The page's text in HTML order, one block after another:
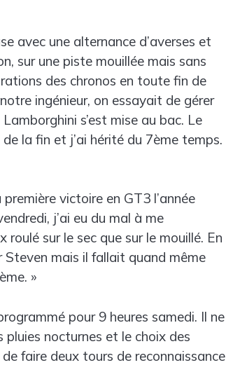
avec une alternance d’averses et
sur une piste mouillée mais sans
des chronos en toute fin de
ingénieur, on essayait de gérer
s’est mise au bac. Le
la fin et j’ai hérité du 7ème temps.
victoire en GT3 l’année
j’ai eu du mal à me
roulé sur le sec que sur le mouillé. En
mais il fallait quand même
»
pour 9 heures samedi. Il ne
nocturnes et le choix des
faire deux tours de reconnaissance